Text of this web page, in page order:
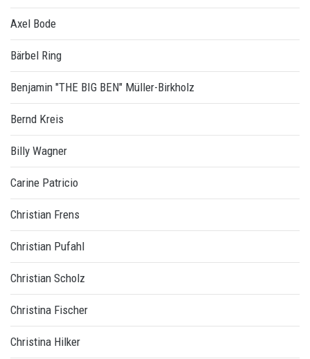
Axel Bode
Bärbel Ring
Benjamin "THE BIG BEN" Müller-Birkholz
Bernd Kreis
Billy Wagner
Carine Patricio
Christian Frens
Christian Pufahl
Christian Scholz
Christina Fischer
Christina Hilker